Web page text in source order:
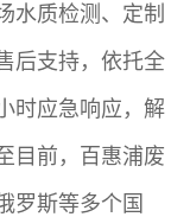
水质检测、定制
后支持，依托全
时应急响应，解
目前，百惠浦废
罗斯等多个国